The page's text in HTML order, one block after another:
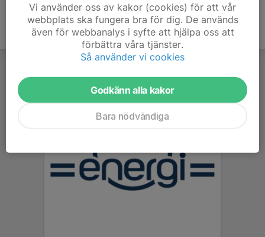
Vi använder oss av kakor (cookies) för att vår
webbplats ska fungera bra för dig. De används
även för webbanalys i syfte att hjälpa oss att
förbättra våra tjänster.
Så använder vi cookies
Godkänn alla kakor
Bara nödvändiga